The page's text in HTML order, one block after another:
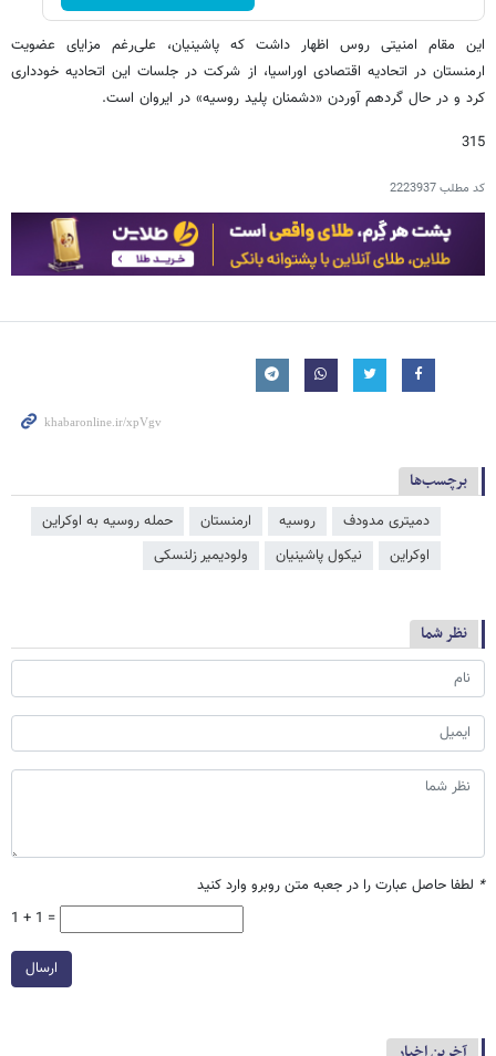
این مقام امنیتی روس اظهار داشت که پاشینیان، علی‌رغم مزایای عضویت
ارمنستان در اتحادیه اقتصادی اوراسیا، از شرکت در جلسات این اتحادیه خودداری
کرد و در حال گردهم آوردن «دشمنان پلید روسیه» در ایروان است.
315
کد مطلب2223937
برچسب‌ها
دمیتری مدودف روسیه ارمنستان
حمله روسیه به اوکراین
اوکراین
نیکول پاشینیان ولودیمیر زلنسکی
نظر شما
* لطفا حاصل عبارت را در جعبه متن روبرو وارد کنید
1 + 1 =
ارسال